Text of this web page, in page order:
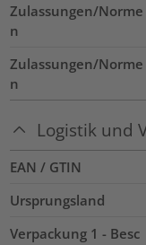
Zulassungen/Norme
n
Zulassungen/Norme
n
Logistik und
EAN / GTIN
Ursprungsland
Verpackung 1 - Besc